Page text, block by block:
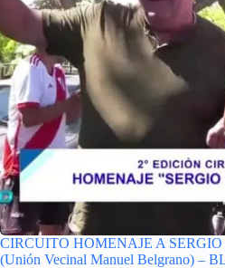
CIRCUITO HOMENAJE A
(Unión Vecinal Manuel Belgrano) –